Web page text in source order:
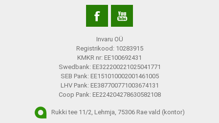
Invaru OÜ
Registrikood: 10283915
KMKR nr: EE100692431
Swedbank: EE322200221025041771
SEB Pank: EE151010002001461005
LHV Pank: EE387700771003674131
Coop Pank: EE224204278630582108
Rukki tee 11/2, Lehmja, 75306 Rae vald (kontor)